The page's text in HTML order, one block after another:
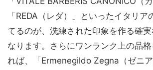
「REDA（レダ）」といったイタリア
てるのが、洗練された印象を作る確
なります。さらにワンランク上の品
れば、「Ermenegildo Zegna（ゼニ